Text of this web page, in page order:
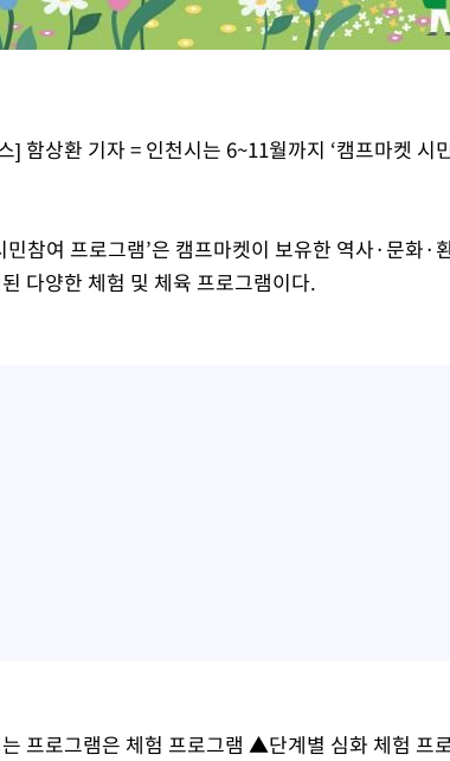
] 함상환 기자 = 인천시는 6~11월까지 ‘캠프마켓 시
민참여 프로그램’은 캠프마켓이 보유한 역사·문화
다양한 체험 및 체육 프로그램이다.
프로그램은 체험 프로그램 ▲단계별 심화 체험 프